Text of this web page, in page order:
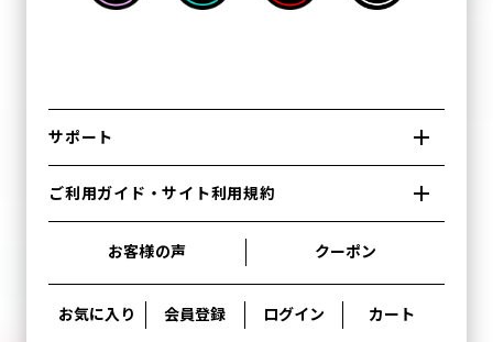
サポート
ご利用ガイド・サイト利用規約
お客様の声 クーポン
お気に入り 会員登録 ログイン カート